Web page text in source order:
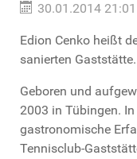
30.01.2014 21:01
Edion Cenko heißt
sanierten Gaststätte.
Geboren und
2003 in Tübingen.
gastronomische
Tennisclub-